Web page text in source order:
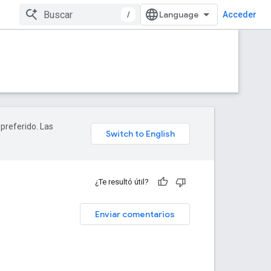
/ Acceder
Las
¿Te resultó útil?
Enviar comentarios